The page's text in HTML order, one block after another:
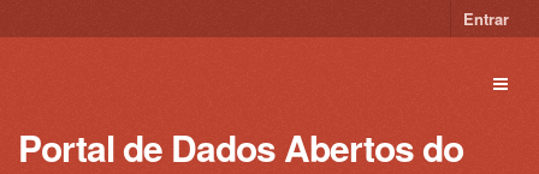
para
Entrar
Portal de Dados Abertos do